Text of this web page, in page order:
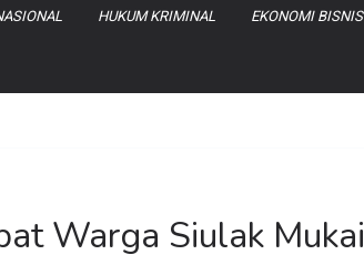
HUKUM KRIMINAL EKONOMI BISNIS
Warga Siulak Mukai